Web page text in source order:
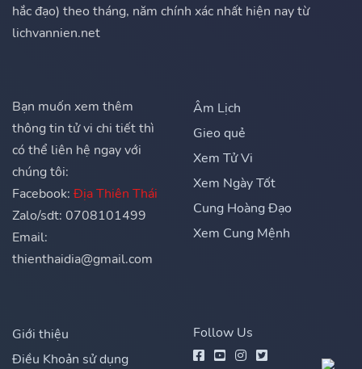
hắc đạo) theo tháng, năm chính xác nhất hiện nay từ
lichvannien.net
Bạn muốn xem thêm
thông tin tử vi chi tiết thì
có thể liên hệ ngay với
chúng tôi:
Facebook: Địa Thiên Thái
Zalo/sdt: 0708101499
Email:
thienthaidia@gmail.com
Âm Lịch
Gieo quẻ
Xem Tử Vi
Xem Ngày Tốt
Cung Hoàng Đạo
Xem Cung Mệnh
Giới thiệu
Điều Khoản sử dụng
Follow Us